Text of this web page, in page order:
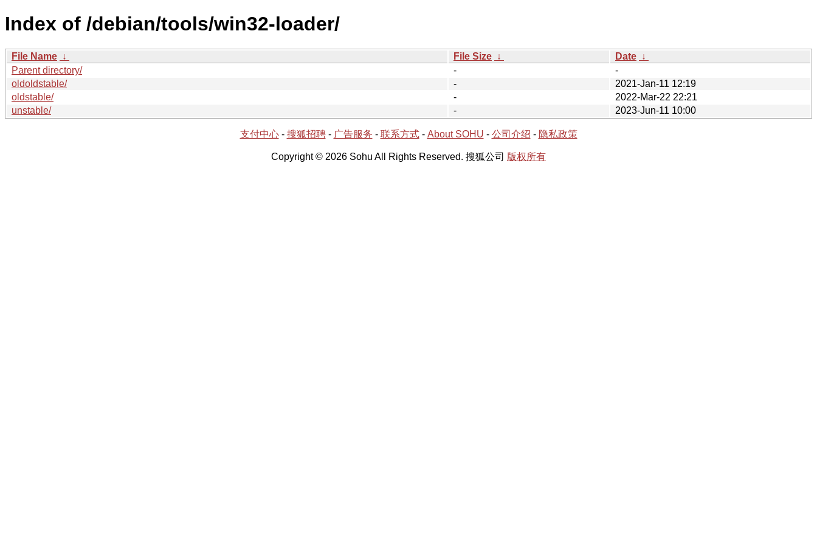
Index of /debian/tools/win32-loader/
File Name ↓ File Size ↓ Date ↓
Parent directory/
-
-
oldoldstable/
-
2021-Jan-11 12:19
oldstable/
-
2022-Mar-22 22:21
unstable/
- 2023-Jun-11 10:00
支付中心- 搜狐招聘- 广告服务 - 联系方式- About SOHU - 公司介绍 - 隐私政策
Copyright © 2026 Sohu All Rights Reserved. 搜狐公司 版权所有